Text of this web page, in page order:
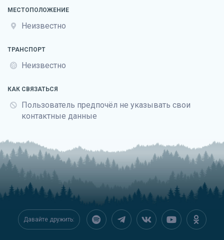
МЕСТОПОЛОЖЕНИЕ
Неизвестно
ТРАНСПОРТ
Неизвестно
КАК СВЯЗАТЬСЯ
Пользователь предпочёл не указывать свои
контактные данные
Давайте дружить: